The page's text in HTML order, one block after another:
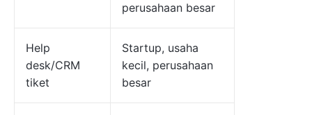
perusahaan besar
Help
desk/CRM
tiket
Startup, usaha
kecil, perusahaan
besar